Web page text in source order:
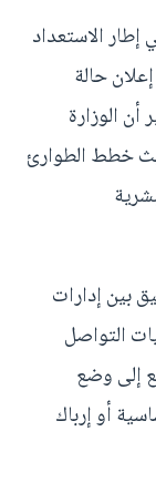
الاستعداد
حالة
الوزارة
خطط الطوارئ
بين إدارات
التواصل
إلى وضع
أو إرباك